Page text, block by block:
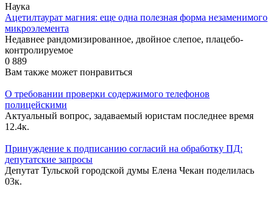
Наука
Ацетилтаурат магния: еще одна полезная форма незаменимого
микроэлемента
Недавнее рандомизированное, двойное слепое, плацебо-
контролируемое
0 889
Вам также может понравиться
О требовании проверки содержимого телефонов
полицейскими
Актуальный вопрос, задаваемый юристам последнее время
1 2.4к.
Принуждение к подписанию согласий на обработку ПД:
депутатские запросы
Депутат Тульской городской думы Елена Чекан поделилась
03к.